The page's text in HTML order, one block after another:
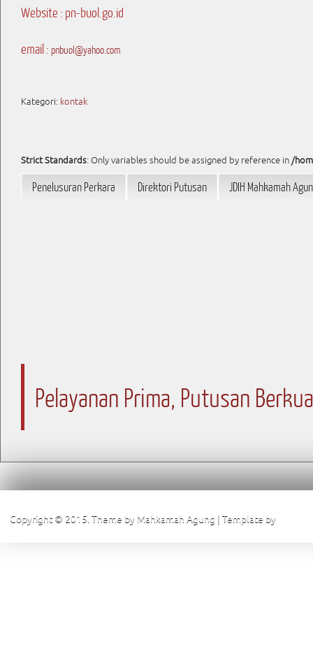
Website : pn-buol.go.id
email : pnbuol@yahoo.com
Kategori: kontak
Strict Standards: Only variables should be assigned by reference in /
Penelusuran Perkara Direktori Putusan JDIH Mahkamah
Pelayanan Prima, Putusan
Copyright © 2015. Theme by Mahkamah Agung | Template by